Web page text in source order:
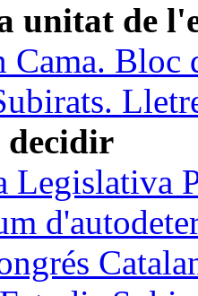
unitat de
Cama. Bloc
decidir
Legislativa